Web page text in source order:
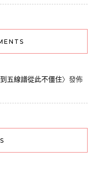
五線譜從此不僵住〉發佈